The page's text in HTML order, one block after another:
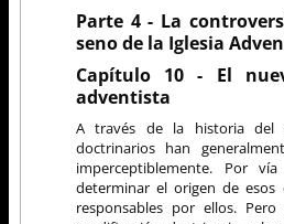
Parte 4 - La
seno de la Iglesia
Capítulo 10 - El
adventista
A través de la historia del
doctrinarios han
imperceptiblemente. Por
determinar el origen de
responsables por ellos.